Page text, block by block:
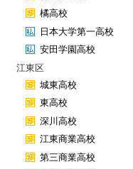
橘高校
日本大学第一高校
安田学園高校
江東区
城東高校
東高校
深川高校
江東商業高校
第三商業高校